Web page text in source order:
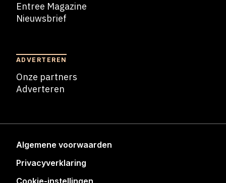
Entree Magazine
Nieuwsbrief
ADVERTEREN
Onze partners
Adverteren
Algemene voorwaarden
Privacyverklaring